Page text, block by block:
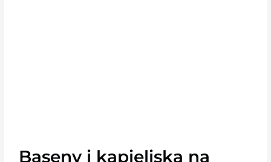
Baseny i kąpieliska na